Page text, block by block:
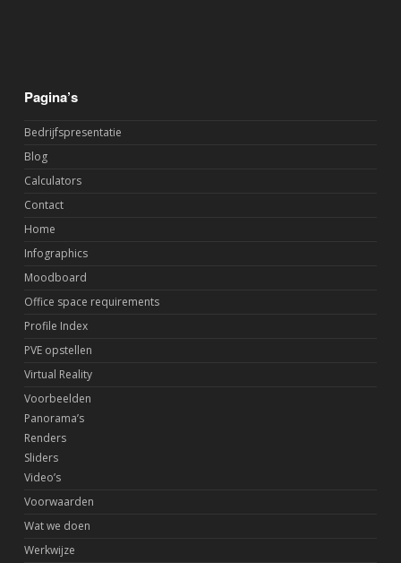
Pagina’s
Bedrijfspresentatie
Blog
Calculators
Contact
Home
Infographics
Moodboard
Office space requirements
Profile Index
PVE opstellen
Virtual Reality
Voorbeelden
Panorama’s
Renders
Sliders
Video’s
Voorwaarden
Wat we doen
Werkwijze